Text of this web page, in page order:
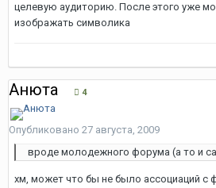
целевую аудиторию. После этого уже
изображать символика
Анюта 4
Опубликовано 27 августа, 2009
вроде молодежного форума (а то и
хм, может что бы не было ассоциаций с